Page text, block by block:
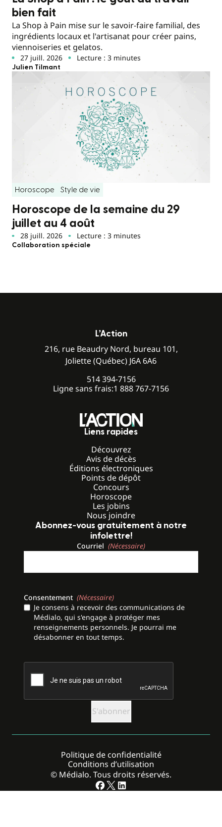
bien fait
La Shop à Pain mise sur le savoir-faire familial, des
ingrédients locaux et l'artisanat pour créer pains,
viennoiseries et gelatos.
27 juill. 2026 Lecture : 3 minutes
Julien Tilmant
Horoscope Style de vie
Horoscope de la semaine du 29
juillet au 4 août
28 juill. 2026 Lecture : 3 minutes
Collaboration spéciale
L’Action
216, rue Beaudry Nord, bureau 101,
Joliette (Québec) J6A 6A6
514 394-7156
Ligne sans frais:1 888 767-7156
Liens rapides
Découvrez
Avis de décès
Éditions électroniques
Points de dépôt
Concours
Horoscope
Les jobins
Nous joindre
Abonnez-vous gratuitement à notre
infolettre!
Courriel (Nécessaire)
Consentement (Nécessaire)
Je consens à recevoir des communications de
Médialo, qui s'engage à protéger mes
renseignements personnels. Je pourrai me
désabonner en tout temps.
CAPTCHA
© Médialo. Tous droits réservés.
Politique de confidentialité
Conditions d’utilisation